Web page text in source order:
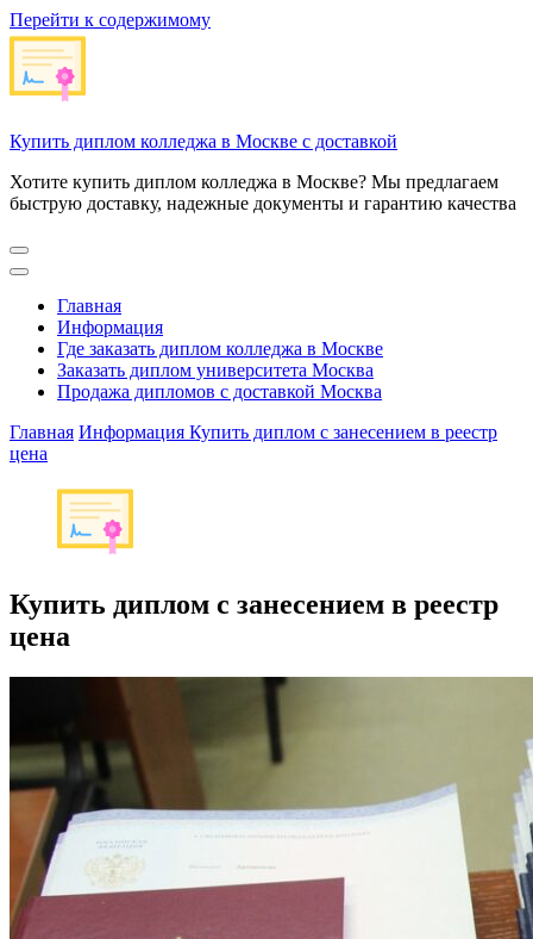
Перейти к содержимому
Купить диплом колледжа в Москве с доставкой
Хотите купить диплом колледжа в Москве? Мы предлагаем
быструю доставку, надежные документы и гарантию качества
Главная
Информация
Где заказать диплом колледжа в Москве
Заказать диплом университета Москва
Продажа дипломов с доставкой Москва
Главная Информация Купить диплом с занесением в реестр
цена
Купить диплом с занесением в реестр
цена